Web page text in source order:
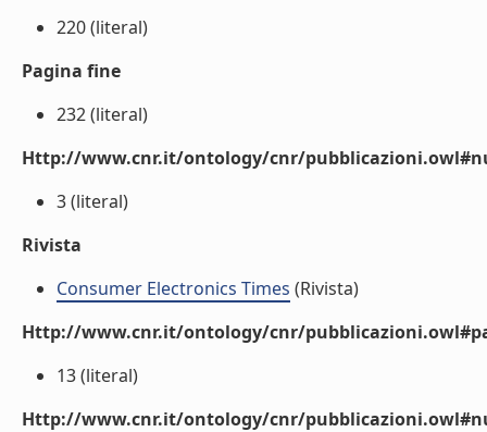
220 (literal)
Pagina fine
232 (literal)
Http://www.cnr.it/ontology/cnr/
3 (literal)
Rivista
Consumer Electronics Times (Rivista)
Http://www.cnr.it/ontology/cnr/
13 (literal)
Http://www.cnr.it/ontology/cnr/